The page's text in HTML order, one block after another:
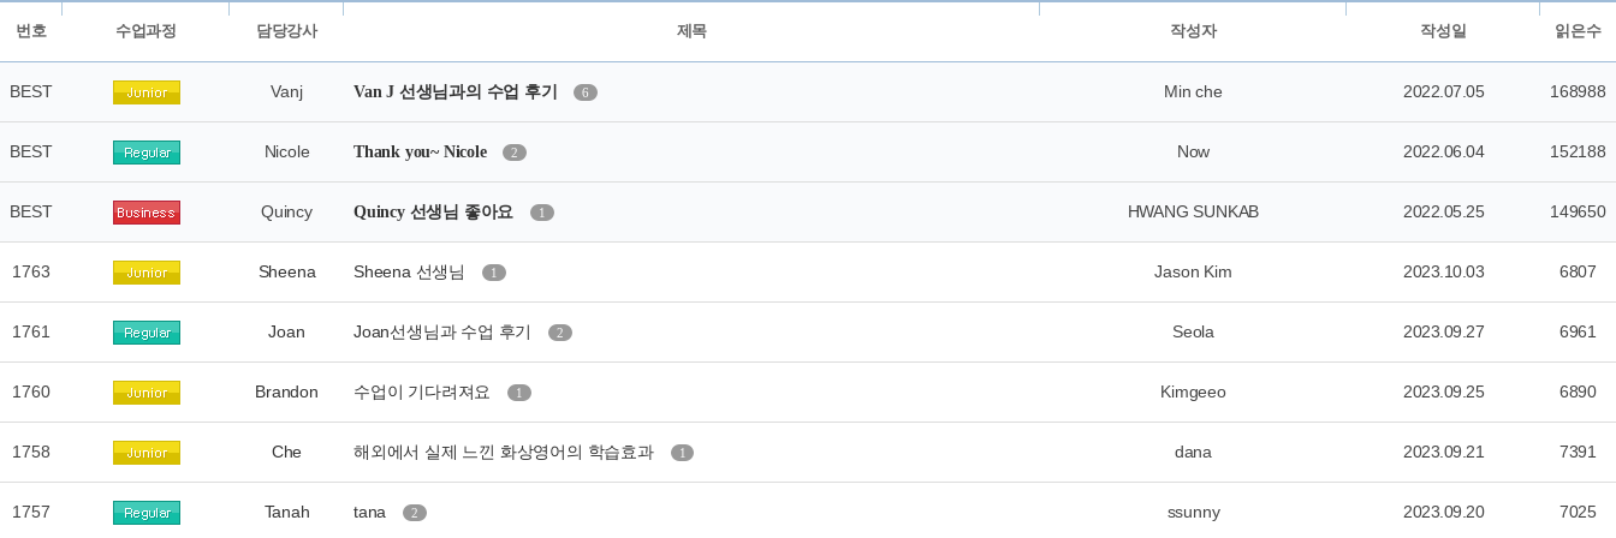
번호 수업과정 담당강사 제목 작성자 작성일 읽은수
BEST Vanj Van J 선생님과의 수업 후기 6 Min che 2022.07.05 168988
BEST Nicole Thank you~ Nicole 2 Now 2022.06.04 152188
BEST Quincy Quincy 선생님 좋아요 1 HWANG SUNKAB 2022.05.25 149650
1763 Sheena Sheena 선생님 1 Jason Kim 2023.10.03 6807
1761 Joan Joan선생님과 수업 후기 2 Seola 2023.09.27 6961
1760 Brandon 수업이 기다려져요 1 Kimgeeo 2023.09.25 6890
1758 Che 해외에서 실제 느낀 화상영어의 학습효과 1 dana 2023.09.21 7391
1757 Tanah tana 2 ssunny 2023.09.20 7025